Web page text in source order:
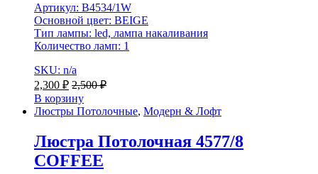
Артикул: B4534/1W
Основной цвет: BEIGE
Тип лампы: led, лампа накаливания
Количество ламп: 1
SKU: n/a
2,300 ₽ 2,500₽
В корзину
Люстры Потолочные, Модерн & Лофт
Люстра Потолочная 4577/8
COFFEE